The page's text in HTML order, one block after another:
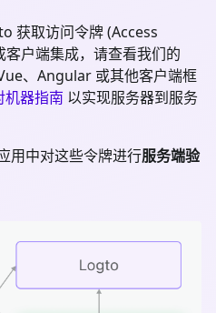
获取访问令牌 (Access
户端集成，请查看我们的
、Angular 或其他客户端框
机器指南 以实现服务器到服务
用中对这些令牌进行服务端验